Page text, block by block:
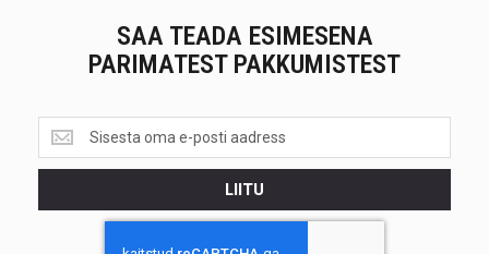
SAA TEADA ESIMESENA
PARIMATEST PAKKUMISTEST
Saa
teada
esimesena<br>
pakkumistest
LIITU